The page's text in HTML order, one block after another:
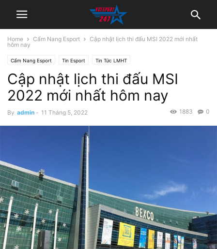
Home Cẩm Nang Esport
Cập nhật lịch thi đấu MSI 2022 mới nhất
hôm nay
Cẩm Nang Esport Tin Esport Tin Tức LMHT
Cập nhật lịch thi đấu MSI
2022 mới nhất hôm nay
By admin - 11 Tháng 5, 2022 0
1883